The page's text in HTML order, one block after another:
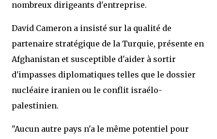
nombreux dirigeants d'entreprise.
David Cameron a insisté sur la qualité de
partenaire stratégique de la Turquie, présente en
Afghanistan et susceptible d'aider à sortir
d'impasses diplomatiques telles que le dossier
nucléaire iranien ou le conflit israélo-
palestinien.
"Aucun autre pays n'a le même potentiel pour